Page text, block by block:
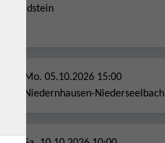
Idstein
Mo. 05.10.2026 15:00
Niedernhausen-Niederseelbach